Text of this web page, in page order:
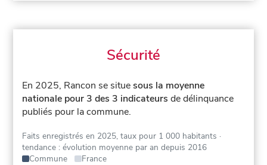
Sécurité
En 2025, Rancon se situesous la moyenne
nationale pour 3 des 3 indicateurs de délinquance
publiés pour la commune.
Faits enregistrés en 2025, taux pour 1 000 habitants ·
tendance : évolution moyenne par an depuis 2016
Commune
France